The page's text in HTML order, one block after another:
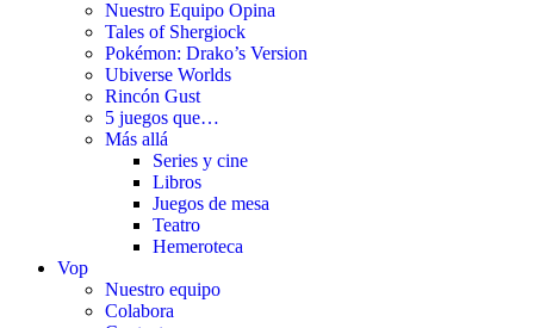
Nuestro Equipo Opina
Tales of Shergiock
Pokémon: Drako’s Version
Ubiverse Worlds
Rincón Gust
5 juegos que…
Más allá
Series y cine
Libros
Juegos de mesa
Teatro
Hemeroteca
Vop
Nuestro equipo
Colabora